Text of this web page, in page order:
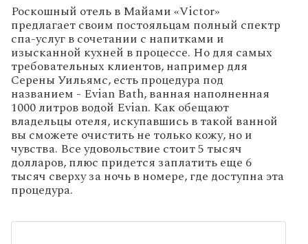
Роскошный отель в Майами «Victor»
предлагает своим постояльцам полный спектр
спа-услуг в сочетании с напитками и
изысканной кухней в процессе. Но для самых
требовательных клиентов, например для
Серены Уильямс, есть процедура под
названием - EvianBath, ванная наполненная
1000 литров водой Evian. Как обещают
владельцы отеля, искупавшись в такой ванной
вы сможете очистить не только кожу, но и
чувства. Все удовольствие стоит 5 тысяч
долларов, плюс придется заплатить еще 6
тысяч сверху за ночь в номере, где доступна эта
процедура.